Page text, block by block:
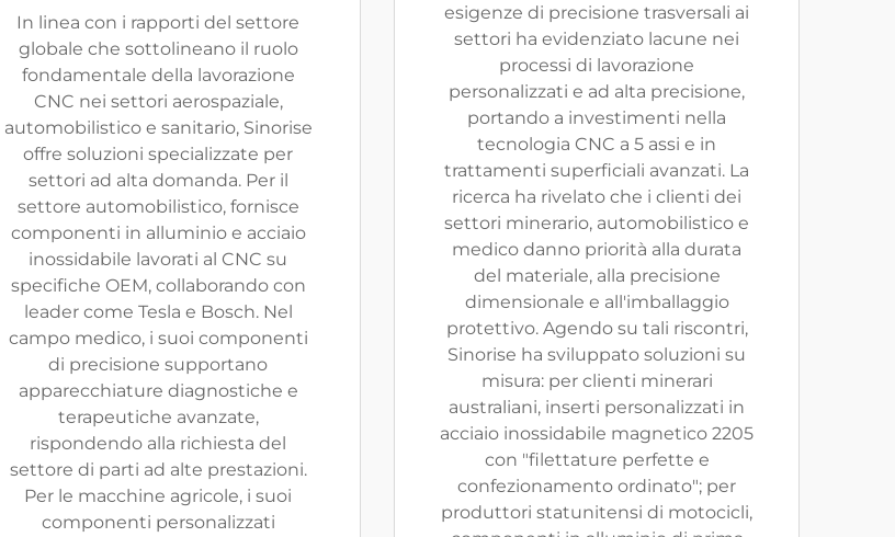
In linea con i rapporti del settore
globale che sottolineano il ruolo
fondamentale della lavorazione
CNC nei settori aerospaziale,
automobilistico e sanitario, Sinorise
offre soluzioni specializzate per
settori ad alta domanda. Per il
settore automobilistico, fornisce
componenti in alluminio e acciaio
inossidabile lavorati al CNC su
specifiche OEM, collaborando con
leader come Tesla e Bosch. Nel
campo medico, i suoi componenti
di precisione supportano
apparecchiature diagnostiche e
terapeutiche avanzate,
rispondendo alla richiesta del
settore di parti ad alte prestazioni.
Per le macchine agricole, i suoi
componenti personalizzati
esigenze di precisione trasversali ai
settori ha evidenziato lacune nei
processi di lavorazione
personalizzati e ad alta precisione,
portando a investimenti nella
tecnologia CNC a 5 assi e in
trattamenti superficiali avanzati. La
ricerca ha rivelato che i clienti dei
settori minerario, automobilistico e
medico danno priorità alla durata
del materiale, alla precisione
dimensionale e all'imballaggio
protettivo. Agendo su tali riscontri,
Sinorise ha sviluppato soluzioni su
misura: per clienti minerari
australiani, inserti personalizzati in
acciaio inossidabile magnetico 2205
con "filettature perfette e
confezionamento ordinato"; per
produttori statunitensi di motocicli,